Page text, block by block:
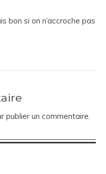
bon si on n’accroche pas
publier un commentaire.